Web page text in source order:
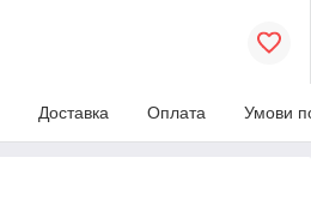
Доставка Оплата Умови